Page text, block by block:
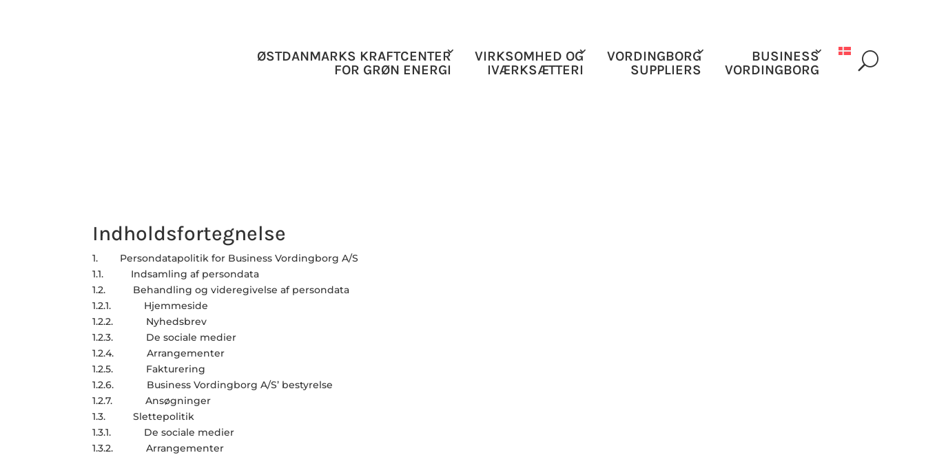
ØSTDANMARKS KRAFTCENTER
FOR GRØN ENERGI
VIRKSOMHED OG
IVÆRKSÆTTERI
VORDINGBORG
SUPPLIERS
BUSINESS
VORDINGBORG
Indholdsfortegnelse
1. Persondatapolitik for Business Vordingborg A/S
1.1. Indsamling af persondata
1.2. Behandling og videregivelse af persondata
1.2.1. Hjemmeside
1.2.2. Nyhedsbrev
1.2.3. De sociale medier
1.2.4. Arrangementer
1.2.5. Fakturering
1.2.6. Business Vordingborg A/S’ bestyrelse
1.2.7. Ansøgninger
1.3. Slettepolitik
1.3.1. De sociale medier
1.3.2. Arrangementer